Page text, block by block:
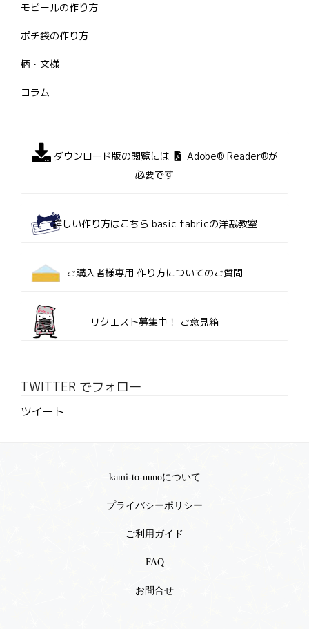
モビールの作り方
ポチ袋の作り方
柄・文様
コラム
ダウンロード版の閲覧には
Adobe® Reader®が
必要です
詳しい作り方はこちら basic fabricの洋裁教室
ご購入者様専用 作り方についてのご質問
リクエスト募集中！ ご意見箱
TWITTER でフォロー
ツイート
kami-to-nunoについて
プライバシーポリシー
ご利用ガイド
FAQ
お問合せ